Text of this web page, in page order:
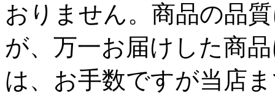
おりません。商品の品
が、万一お届けした商
は、お手数ですが当店